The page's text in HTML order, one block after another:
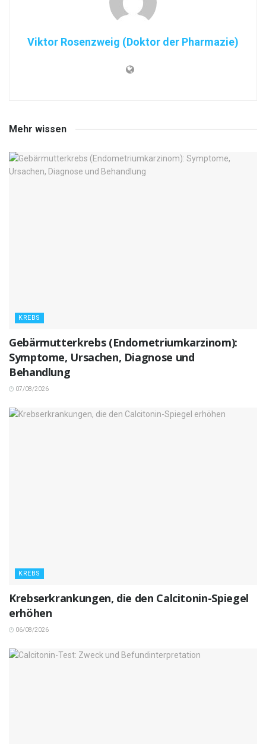
Viktor Rosenzweig (Doktor der Pharmazie)
Mehr wissen
KREBS
Gebärmutterkrebs (Endometriumkarzinom):
Symptome, Ursachen, Diagnose und
Behandlung
07/08/2026
KREBS
Krebserkrankungen, die den Calcitonin-Spiegel
erhöhen
06/08/2026